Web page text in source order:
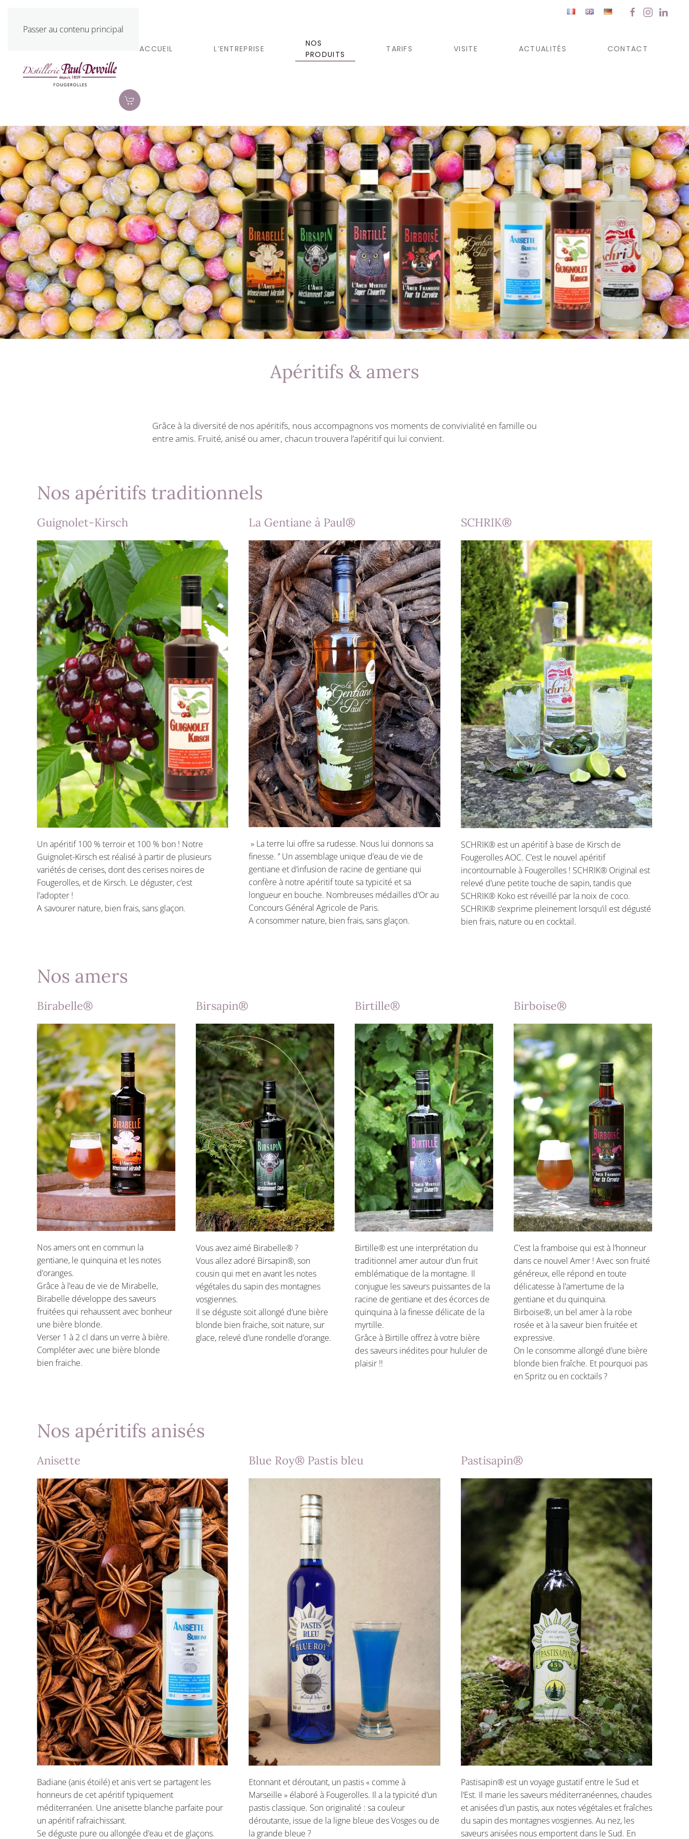
Passer au contenu principal
ACCUEIL L’ENTREPRISE
NOS
PRODUITS
TARIFS VISITE ACTUALITÉS CONTACT
Apéritifs & amers
Grâce à la diversité de nos apéritifs, nous accompagnons vos moments de convivialité en famille ou
entre amis. Fruité, anisé ou amer, chacun trouvera l’apéritif qui lui convient.
Nos apéritifs traditionnels
Guignolet-Kirsch
Un apéritif 100 % terroir et 100 % bon ! Notre
Guignolet-Kirsch est réalisé à partir de plusieurs
variétés de cerises, dont des cerises noires de
Fougerolles, et de Kirsch. Le déguster, c’est
l’adopter !
A savourer nature, bien frais, sans glaçon.
La Gentiane à Paul®
» La terre lui offre sa rudesse. Nous lui donnons sa
finesse. ’’ Un assemblage unique d’eau de vie de
gentiane et d’infusion de racine de gentiane qui
confère à notre apéritif toute sa typicité et sa
longueur en bouche. Nombreuses médailles d’Or au
Concours Général Agricole de Paris.
A consommer nature, bien frais, sans glaçon.
SCHRIK®
SCHRIK® est un apéritif à base de Kirsch de
Fougerolles AOC. C’est le nouvel apéritif
incontournable à Fougerolles ! SCHRIK® Original est
relevé d’une petite touche de sapin, tandis que
SCHRIK® Koko est réveillé par la noix de coco.
SCHRIK® s’exprime pleinement lorsqu’il est dégusté
bien frais, nature ou en cocktail.
Nos amers
Birabelle®
Nos amers ont en commun la
gentiane, le quinquina et les notes
d’oranges.
Grâce à l’eau de vie de Mirabelle,
Birabelle développe des saveurs
fruitées qui rehaussent avec bonheur
une bière blonde.
Verser 1 à 2 cl dans un verre à bière.
Compléter avec une bière blonde
bien fraiche.
Birsapin®
Vous avez aimé Birabelle® ?
Vous allez adoré Birsapin®, son
cousin qui met en avant les notes
végétales du sapin des montagnes
vosgiennes.
Il se déguste soit allongé d’une bière
blonde bien fraiche, soit nature, sur
glace, relevé d’une rondelle d’orange.
Birtille®
Birtille® est une interprétation du
traditionnel amer autour d’un fruit
emblématique de la montagne. Il
conjugue les saveurs puissantes de la
racine de gentiane et des écorces de
quinquina à la finesse délicate de la
myrtille.
Grâce à Birtille offrez à votre bière
des saveurs inédites pour hululer de
plaisir !!
Birboise®
C’est la framboise qui est à l’honneur
dans ce nouvel Amer ! Avec son fruité
généreux, elle répond en toute
délicatesse à l’amertume de la
gentiane et du quinquina.
Birboise®, un bel amer à la robe
rosée et à la saveur bien fruitée et
expressive.
On le consomme allongé d’une bière
blonde bien fraîche. Et pourquoi pas
en Spritz ou en cocktails ?
Nos apéritifs anisés
Anisette
Badiane (anis étoilé) et anis vert se partagent les
honneurs de cet apéritif typiquement
méditerranéen. Une anisette blanche parfaite pour
un apéritif rafraichissant.
Se déguste pure ou allongée d’eau et de glaçons.
Blue Roy® Pastis bleu
Etonnant et déroutant, un pastis « comme à
Marseille » élaboré à Fougerolles. Il a la typicité d’un
pastis classique. Son originalité : sa couleur
déroutante, issue de la ligne bleue des Vosges ou de
la grande bleue ?
Pastisapin®
Pastisapin® est un voyage gustatif entre le Sud et
l’Est. Il marie les saveurs méditerranéennes, chaudes
et anisées d’un pastis, aux notes végétales et fraîches
du sapin des montagnes vosgiennes. Au nez, les
saveurs anisées nous emportent dans le Sud. En